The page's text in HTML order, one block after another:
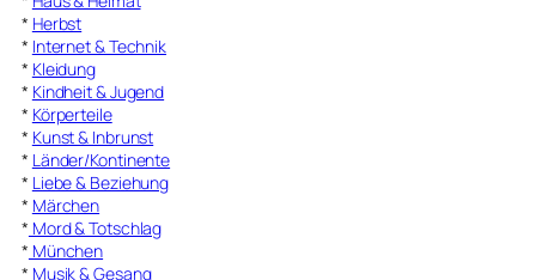
* Herbst
* Internet & Technik
* Kleidung
* Kindheit & Jugend
* Körperteile
* Kunst & Inbrunst
* Länder/Kontinente
* Liebe & Beziehung
* Märchen
* Mord & Totschlag
* München
* Musik & Gesang